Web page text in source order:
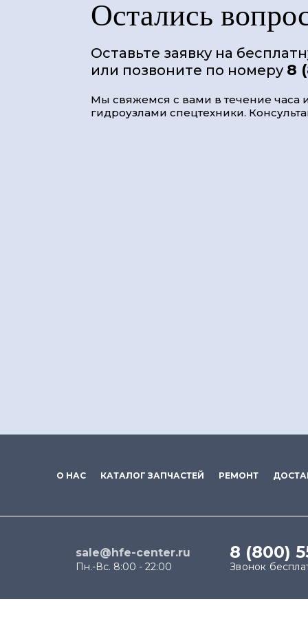
Остались
Оставьте заявку на
или позвоните по номеру 8
Мы свяжемся с вами в течение часа
гидроузлами спецтехники.
О НАС КАТАЛОГ ЗАПЧАСТЕЙ РЕМОНТ
sale@hfe-center.ru
Пн.-Вс. 8:00 - 22:00
8 (800)
Звонок